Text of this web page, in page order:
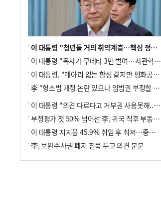
이 대통령 "청년들 거의 취약계층…핵심 정책 재편""
이 대통령 "육사가 쿠데타 3번 벌여…사관학교 통합 신속히 추진"
이 대통령, "메아리 없는 함성 같지만 평화공존책 계속해야"
李 “형소법 개정 논란 있으나 입법권 부정할 만큼은 아냐”(종합)
이 대통령 "의견 다르다고 거부권 사용못해.. 입법권 부정할 상황이라 보기 어려워"
부정평가 첫 50% 넘어선 李, 귀국 직후 부동산·증시 점검(종합)
이 대통령 지지율 45.9% 취임 후 최저…증시 폭락·연임 개헌 논란 영향
李, 보완수사권 폐지 침묵 두고 의견 분분